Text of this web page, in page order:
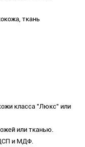
ткань
класса "Люкс" или
или тканью.
и МДФ.